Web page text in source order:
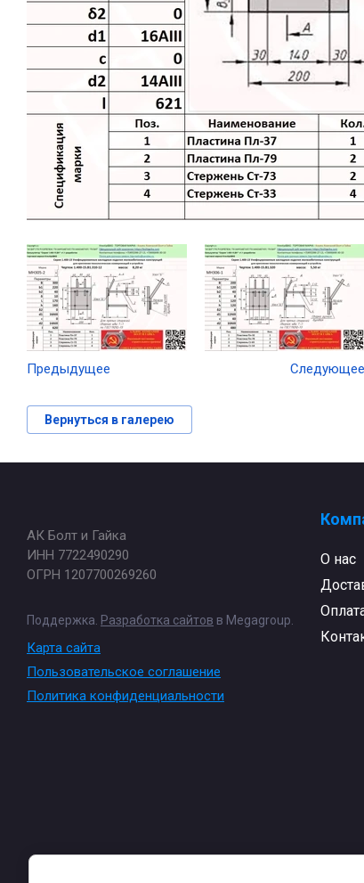
Предыдущее Следующее
Вернуться в галерею
АК Болт и Гайка
ИНН 7722490290
ОГРН 1207700269260
Поддержка. Разработка сайтов в Megagroup.
Карта сайта
Пользовательское соглашение
Политика конфиденциальности
О нас